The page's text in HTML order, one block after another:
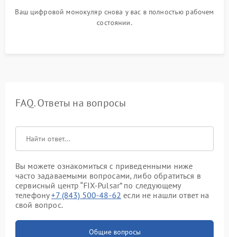
Ваш цифровой монокуляр снова у вас в полностью рабочем
состоянии.
FAQ. Ответы на вопросы
Вы можете ознакомиться с приведенными ниже
часто задаваемыми вопросами, либо обратиться в
сервисный центр “FIX-Pulsar” по следующему
телефону+7 (843) 500-48-62 если не нашли ответ на
свой вопрос.
Общие вопросы